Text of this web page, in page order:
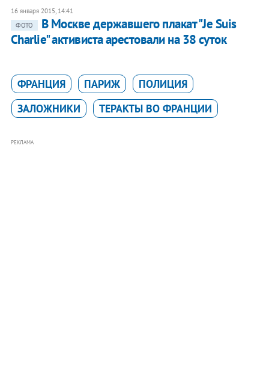
16 января 2015, 14:41
ФОТО
В Москве державшего плакат "Je Suis
Charlie" активиста арестовали на 38 суток
ФРАНЦИЯ ПАРИЖ
ПОЛИЦИЯ
ЗАЛОЖНИКИ
ТЕРАКТЫ ВО ФРАНЦИИ
РЕКЛАМА